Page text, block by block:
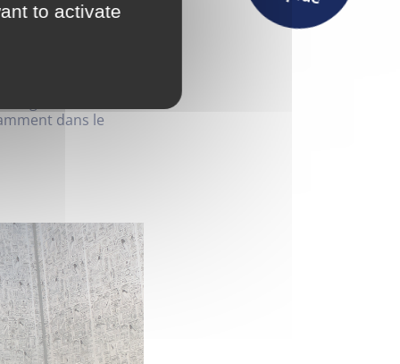
des usagers sur
la transition
dans le
Actualités
to activate